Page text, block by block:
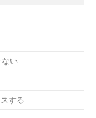
ない
する